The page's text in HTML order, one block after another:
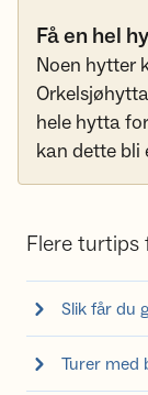
Få en hel
Noen hytter
hele hytta
kan dette bli
Flere turtips
Slik får du
Turer med